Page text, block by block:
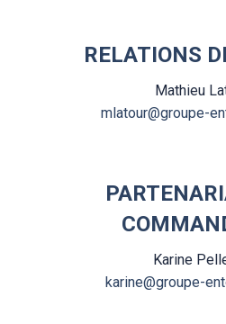
RELATIONS
Mathieu
mlatour@groupe-
Karine
karine@groupe-